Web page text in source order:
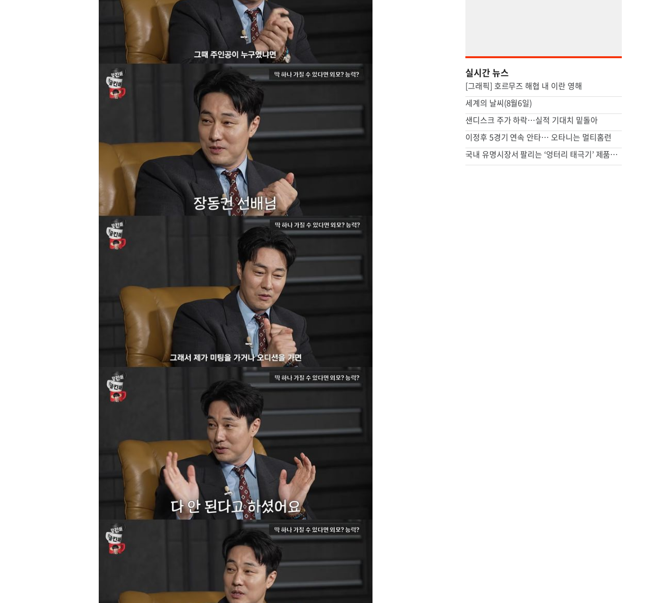
실시간 뉴스
[그래픽] 호르무즈 해협 내 이란 영해
세계의 날씨(8월6일)
샌디스크 주가 하락…실적 기대치 밑돌아
이정후 5경기 연속 안타… 오타니는 멀티홈런
국내 유명시장서 팔리는 ‘엉터리 태극기’ 제품…서경덕 “각성해야”